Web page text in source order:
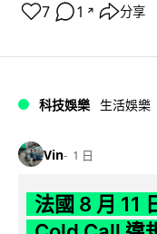
7 1 ↗ 分享
科技娛樂 生活娛樂
Vin 1 日
法國 8 月 11